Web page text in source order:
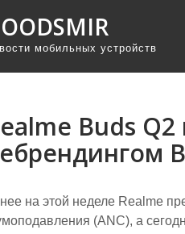
мобильных устройств
Buds
на этой неделе Realme
(ANC), а